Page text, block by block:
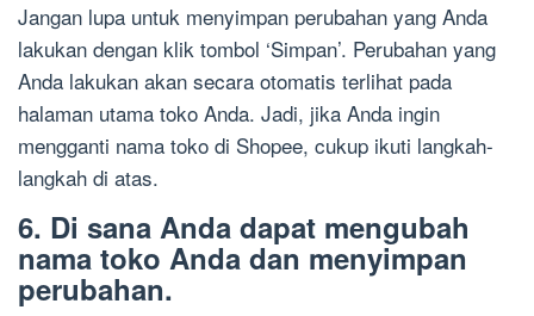
Jangan lupa untuk menyimpan perubahan yang Anda
lakukan dengan klik tombol ‘Simpan’. Perubahan yang
Anda lakukan akan secara otomatis terlihat pada
halaman utama toko Anda. Jadi, jika Anda ingin
mengganti nama toko di Shopee, cukup ikuti langkah-
langkah di atas.
6. Di sana Anda dapat mengubah
nama toko Anda dan menyimpan
perubahan.